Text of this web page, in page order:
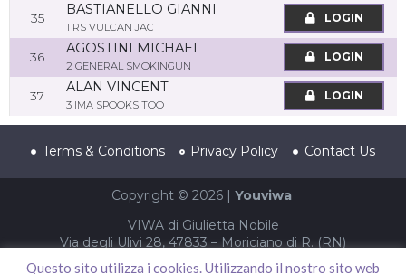
35
BASTIANELLO GIANNI
1 RS VULCAN JAC
LOGIN
36
AGOSTINI MICHAEL
2 GENERAL SMOKINGUN
LOGIN
37
ALAN VINCENT
3 IMA SPOOKS TOO
LOGIN
Terms & Conditions Privacy Policy Contact Us
Copyright © 2026 | Youviwa
VIWA di Giulietta Nobile
Via degli Ulivi 28, 47833 – Moriciano di R. (RN)
P.IVA 04002940403 – CF NBLGTT86S61F052T
Questo sito utilizza i cookies. Utilizzando il nostro sito web